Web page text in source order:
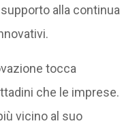
alla continua
tocca
che le imprese.
vicino al suo